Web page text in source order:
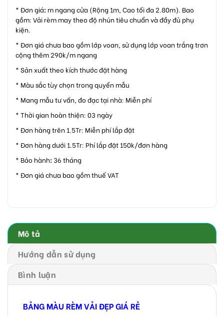
* Đơn giá: m ngang cửa (Rộng 1m, Cao tối đa 2.80m). Bao
gồm: Vải rèm may theo độ nhún tiêu chuẩn và đầy đủ phụ
kiện.
* Đơn giá chưa bao gồm lớp voan, sử dụng lớp voan trắng trơn
cộng thêm 290k/m ngang
* Sản xuất theo kích thước đặt hàng
* Màu sắc tùy chọn trong quyển mẫu
* Mang mẫu tư vấn, đo đạc tại nhà: Miễn phí
* Thời gian hoàn thiện: 03 ngày
* Đơn hàng trên 1.5Tr: Miễn phí lắp đặt
* Đơn hàng dưới 1.5Tr: Phí lắp đặt 150k/đơn hàng
* Bảo hành: 36 tháng
* Đơn giá chưa bao gồm thuế VAT
Mô tả
Hướng dẫn sử dụng
Bình luận
BẢNG MÀU RÈM VẢI ĐẸP GIÁ RẺ